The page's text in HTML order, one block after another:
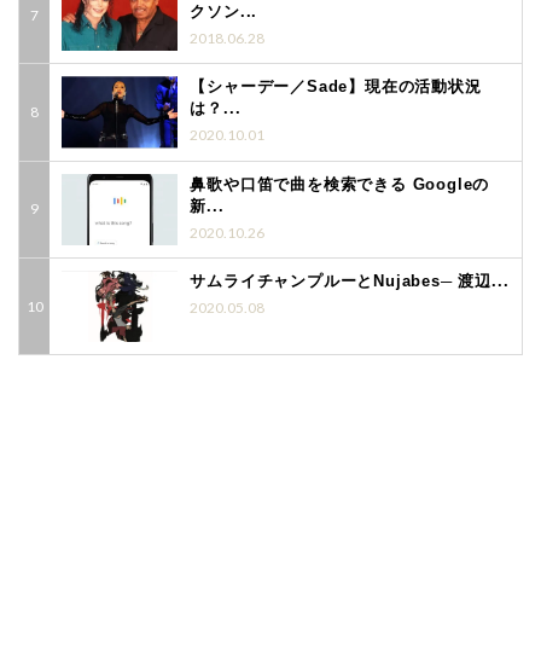
クソン...
2018.06.28
【シャーデー／Sade】現在の活動状況
は？...
2020.10.01
鼻歌や口笛で曲を検索できる Googleの
新...
2020.10.26
サムライチャンプルーとNujabes─ 渡辺...
2020.05.08